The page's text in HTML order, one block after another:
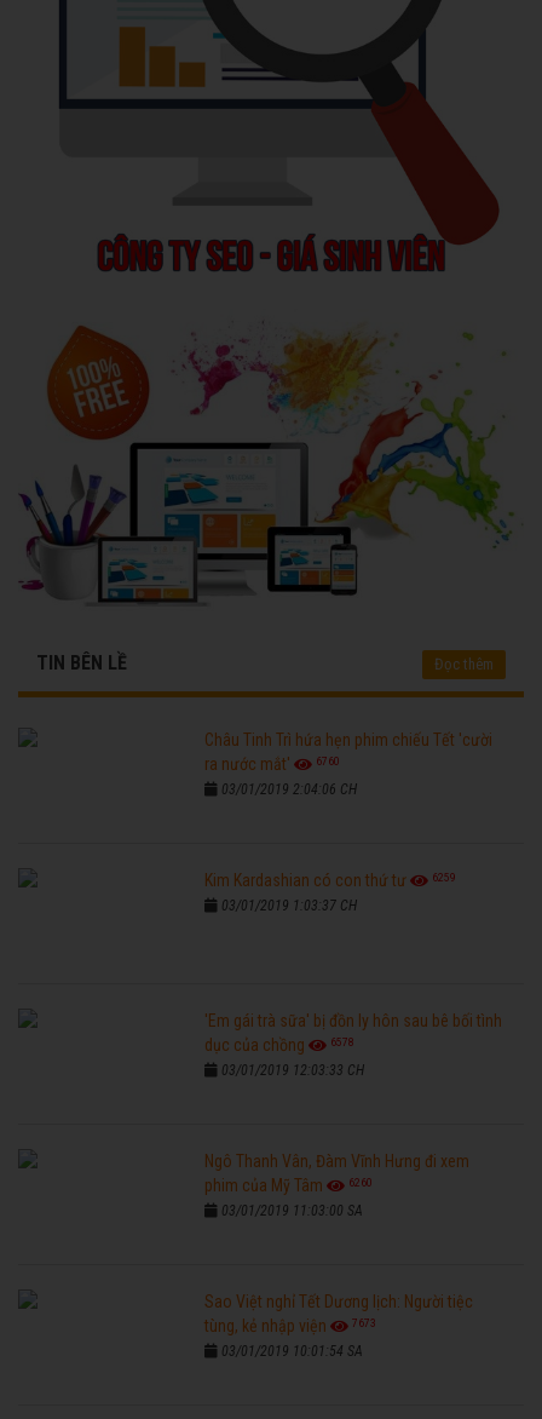
TIN BÊN LỀ Đọc thêm
Châu Tinh Trì hứa hẹn phim chiếu Tết 'cười
ra nước mắt'
6760
03/01/2019 2:04:06 CH
Kim Kardashian có con thứ tư 6259
03/01/2019 1:03:37 CH
'Em gái trà sữa' bị đồn ly hôn sau bê bối tình
dục của chồng
6578
03/01/2019 12:03:33 CH
Ngô Thanh Vân, Đàm Vĩnh Hưng đi xem
phim của Mỹ Tâm
6260
03/01/2019 11:03:00 SA
Sao Việt nghỉ Tết Dương lịch: Người tiệc
tùng, kẻ nhập viện
7673
03/01/2019 10:01:54 SA